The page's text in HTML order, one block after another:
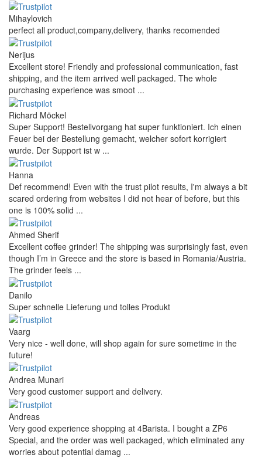
Mihaylovich
perfect all product,company,delivery, thanks recomended
Nerijus
Excellent store! Friendly and professional communication, fast
shipping, and the item arrived well packaged. The whole
purchasing experience was smoot ...
Richard Möckel
Super Support! Bestellvorgang hat super funktioniert. Ich einen
Feuer bei der Bestellung gemacht, welcher sofort korrigiert
wurde. Der Support ist w ...
Hanna
Def recommend! Even with the trust pilot results, I'm always a bit
scared ordering from websites I did not hear of before, but this
one is 100% solid ...
Ahmed Sherif
Excellent coffee grinder! The shipping was surprisingly fast, even
though I’m in Greece and the store is based in Romania/Austria.
The grinder feels ...
Danilo
Super schnelle Lieferung und tolles Produkt
Vaarg
Very nice - well done, will shop again for sure sometime in the
future!
Andrea Munari
Very good customer support and delivery.
Andreas
Very good experience shopping at 4Barista. I bought a ZP6
Special, and the order was well packaged, which eliminated any
worries about potential damag ...